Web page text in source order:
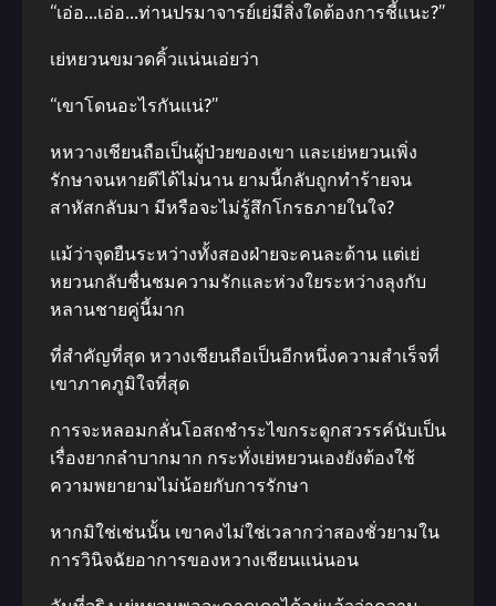
“เอ่อ…เอ่อ…ท่านปรมาจารย์เย่มีสิ่งใดต้องการชี้แนะ?”
เย่หยวนขมวดคิ้วแน่นเอ่ยว่า
“เขาโดนอะไรกันแน่?”
หหวางเชียนถือเป็นผู้ป่วยของเขา และเย่หยวนเพิ่ง
รักษาจนหายดีได้ไม่นาน ยามนี้กลับถูกทำร้ายจน
สาหัสกลับมา มีหรือจะไม่รู้สึกโกรธภายในใจ?
แม้ว่าจุดยืนระหว่างทั้งสองฝ่ายจะคนละด้าน แต่เย่
หยวนกลับชื่นชมความรักและห่วงใยระหว่างลุงกับ
หลานชายคู่นี้มาก
ที่สำคัญที่สุด หวางเชียนถือเป็นอีกหนึ่งความสำเร็จที่
เขาภาคภูมิใจที่สุด
การจะหลอมกลั่นโอสถชำระไขกระดูกสวรรค์นับเป็น
เรื่องยากลำบากมาก กระทั่งเย่หยวนเองยังต้องใช้
ความพยายามไม่น้อยกับการรักษา
หากมิใช่เช่นนั้น เขาคงไม่ใช่เวลากว่าสองชั่วยามใน
การวินิจฉัยอาการของหวางเชียนแน่นอน